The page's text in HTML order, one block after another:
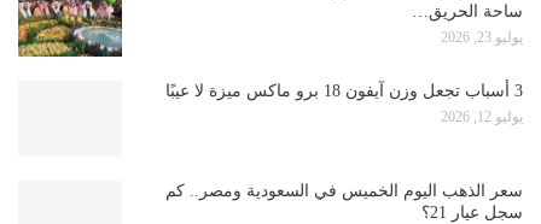
ساحة الحريق…
يوليو 23, 2026
3 أسباب تجعل وزن آيفون 18 برو ماكس ميزة لا عيبًا
يوليو 12, 2026
سعر الذهب اليوم الخميس في السعودية ومصر.. كم
سجل عيار 21؟